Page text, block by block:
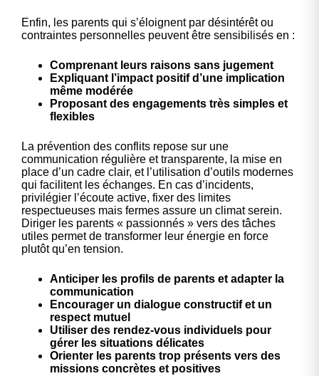
Enfin, les parents qui s’éloignent par désintérêt ou
contraintes personnelles peuvent être sensibilisés en :
Comprenant leurs raisons sans jugement
Expliquant l’impact positif d’une implication
même modérée
Proposant des engagements très simples et
flexibles
La prévention des conflits repose sur une
communication régulière et transparente, la mise en
place d’un cadre clair, et l’utilisation d’outils modernes
qui facilitent les échanges. En cas d’incidents,
privilégier l’écoute active, fixer des limites
respectueuses mais fermes assure un climat serein.
Diriger les parents « passionnés » vers des tâches
utiles permet de transformer leur énergie en force
plutôt qu’en tension.
Anticiper les profils de parents et adapter la
communication
Encourager un dialogue constructif et un
respect mutuel
Utiliser des rendez-vous individuels pour
gérer les situations délicates
Orienter les parents trop présents vers des
missions concrètes et positives